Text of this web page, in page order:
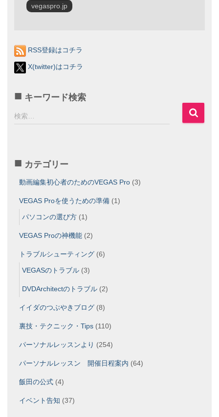
vegaspro.jp
RSS登録はコチラ
X(twitter)はコチラ
キーワード検索
検
索
検索…
カテゴリー
動画編集初心者のためのVEGAS Pro (3)
VEGAS Proを使うための準備 (1)
パソコンの選び方 (1)
VEGAS Proの神機能 (2)
トラブルシューティング (6)
VEGASのトラブル (3)
DVDArchitectのトラブル (2)
イイダのつぶやきブログ (8)
裏技・テクニック・Tips (110)
パーソナルレッスンより (254)
パーソナルレッスン 開催日程案内 (64)
飯田の公式 (4)
イベント告知 (37)